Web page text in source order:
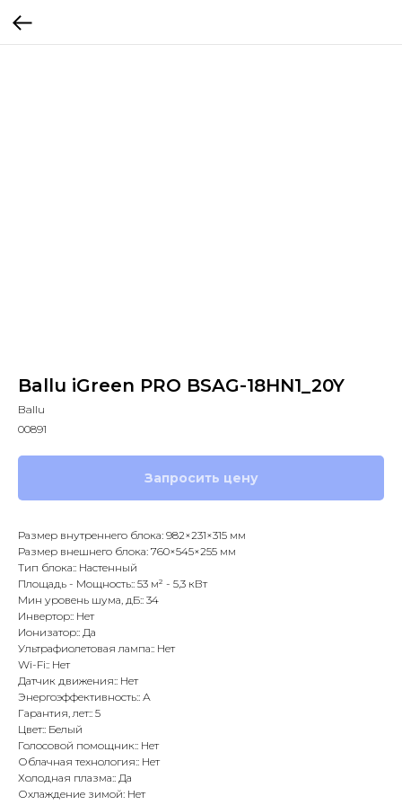
Ballu iGreen PRO BSAG-18HN1_20Y
Ballu
00891
Запросить цену
Размер внутреннего блока: 982×231×315 мм
Размер внешнего блока: 760×545×255 мм
Тип блока:: Настенный
Площадь - Мощность:: 53 м² - 5,3 кВт
Мин уровень шума, дБ:: 34
Инвертор:: Нет
Ионизатор:: Да
Ультрафиолетовая лампа:: Нет
Wi-Fi:: Нет
Датчик движения:: Нет
Энергоэффективность:: А
Гарантия, лет:: 5
Цвет:: Белый
Голосовой помощник:: Нет
Облачная технология:: Нет
Холодная плазма:: Да
Охлаждение зимой: Нет